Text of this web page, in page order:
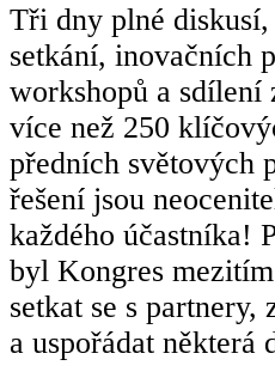
Tři dny plné
setkání, inovačních
workshopů a sdílení
více než 250
předních světových
řešení jsou
každého účastníka!
byl Kongres
setkat se s
a uspořádat některá